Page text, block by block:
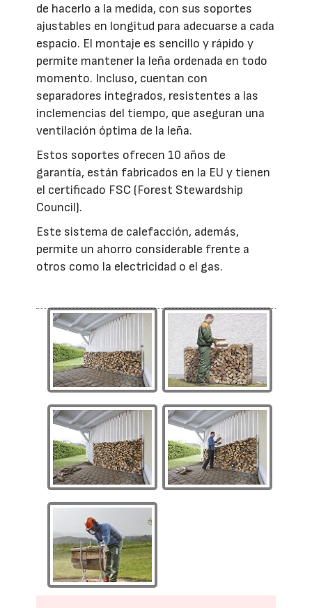
de hacerlo a la medida, con sus soportes
ajustables en longitud para adecuarse a cada
espacio. El montaje es sencillo y rápido y
permite mantener la leña ordenada en todo
momento. Incluso, cuentan con
separadores integrados, resistentes a las
inclemencias del tiempo, que aseguran una
ventilación óptima de la leña.
Estos soportes ofrecen 10 años de
garantía, están fabricados en la EU y tienen
el certificado FSC (Forest Stewardship
Council).
Este sistema de calefacción, además,
permite un ahorro considerable frente a
otros como la electricidad o el gas.